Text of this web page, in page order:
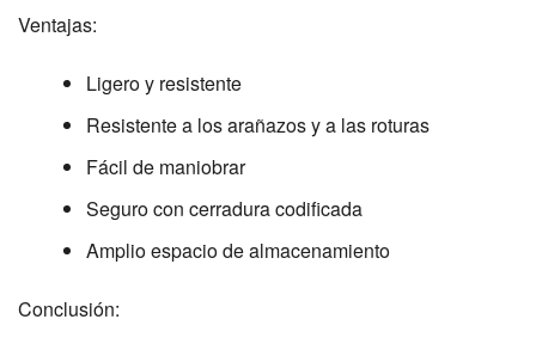
Ventajas:
Ligero y resistente
Resistente a los arañazos y a las roturas
Fácil de maniobrar
Seguro con cerradura codificada
Amplio espacio de almacenamiento
Conclusión: